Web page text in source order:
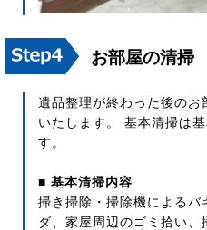
お部屋の清掃
遺品整理が終わった後の
いたします。 基本清掃は
す。
■ 基本清掃内容
掃き掃除・掃除機によるバ
ダ、家屋周辺のゴミ拾い